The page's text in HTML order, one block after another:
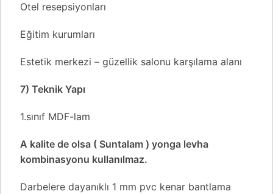
Otel resepsiyonları
Eğitim kurumları
Estetik merkezi – güzellik salonu karşılama alanı
7) Teknik Yapı
1.sınıf MDF-lam
A kalite de olsa ( Suntalam ) yonga levha
kombinasyonu kullanılmaz.
Darbelere dayanıklı 1 mm pvc kenar bantlama